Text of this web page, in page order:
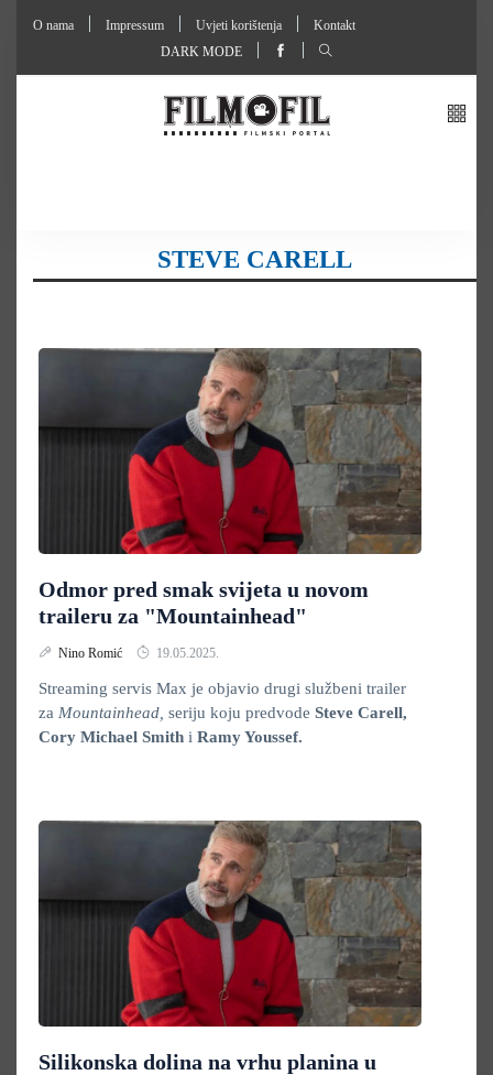
O nama Impressum Uvjeti korištenja
Kontakt
DARK MODE
STEVE CARELL
Odmor pred smak svijeta u novom
traileru za "Mountainhead"
Nino Romić 19.05.2025.
Streaming servis Max je objavio drugi službeni trailer
za Mountainhead, seriju koju predvode Steve Carell,
Cory Michael Smith i Ramy Youssef.
Silikonska dolina na vrhu planina u